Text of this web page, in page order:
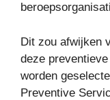
Dit zou afwijken
deze
worden
Preventive